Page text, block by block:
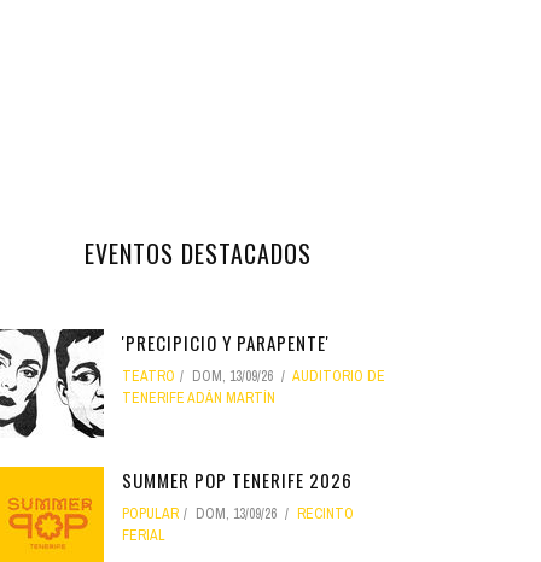
EVENTOS DESTACADOS
'PRECIPICIO Y PARAPENTE'
TEATRO DOM, 13/09/26
AUDITORIO DE
TENERIFE ADÁN MARTÍN
SUMMER POP TENERIFE 2026
POPULAR DOM, 13/09/26
RECINTO
FERIAL